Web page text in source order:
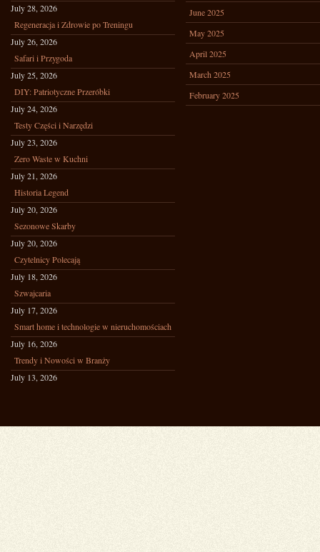
July 28, 2026
Regeneracja i Zdrowie po Treningu
July 26, 2026
Safari i Przygoda
July 25, 2026
DIY: Patriotyczne Przeróbki
July 24, 2026
Testy Części i Narzędzi
July 23, 2026
Zero Waste w Kuchni
July 21, 2026
Historia Legend
July 20, 2026
Sezonowe Skarby
July 20, 2026
Czytelnicy Polecają
July 18, 2026
Szwajcaria
July 17, 2026
Smart home i technologie w nieruchomościach
July 16, 2026
Trendy i Nowości w Branży
July 13, 2026
June 2025
May 2025
April 2025
March 2025
February 2025